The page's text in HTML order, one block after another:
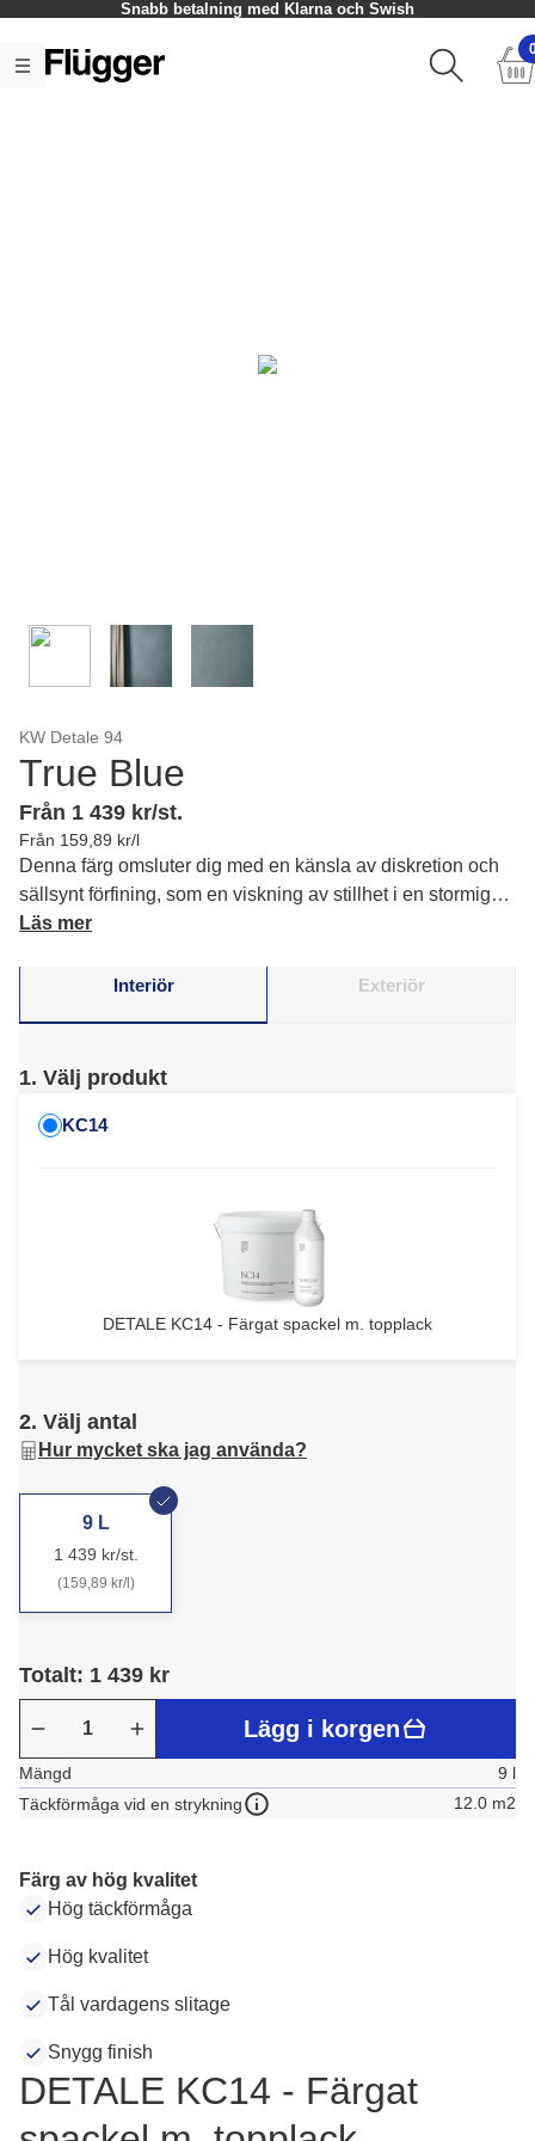
Snabb betalning med Klarna och Swish
KW Detale 94
True Blue
Från 1 439 kr/st.
Från 159,89 kr/l
Denna färg omsluter dig med en känsla av diskretion och
sällsynt förfining, som en viskning av stillhet i en stormig
värld.
Läs mer
Interiör Exteriör
1. Välj produkt
KC14
DETALE KC14 - Färgat spackel m. topplack
2. Välj antal
Hur mycket ska jag använda?
9 L
1 439 kr/st.
(159,89 kr/l)
Totalt: 1 439 kr
Lägg i korgen
Mängd
9 l
Täckförmåga vid en strykning
12.0 m2
Färg av hög kvalitet
Hög täckförmåga
Hög kvalitet
Tål vardagens slitage
Snygg finish
DETALE KC14 - Färgat